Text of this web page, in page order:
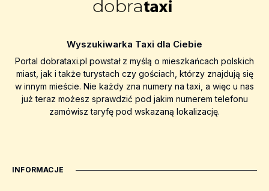
Wyszukiwarka Taxi dla Ciebie
Portal dobrataxi.pl powstał z myślą o mieszkańcach polskich
miast, jak i także turystach czy gościach, którzy znajdują się
w innym mieście. Nie każdy zna numery na taxi, a więc u nas
już teraz możesz sprawdzić pod jakim numerem telefonu
zamówisz taryfę pod wskazaną lokalizację.
INFORMACJE